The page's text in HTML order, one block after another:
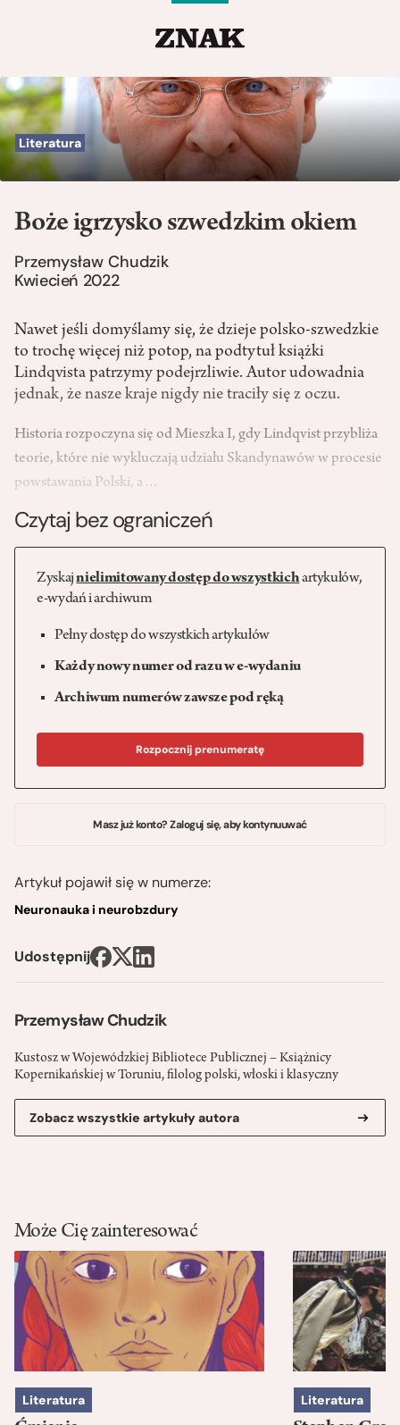
Literatura
Przemysław Chudzik
Kustosz w Wojewódzkiej Bibliotece Publicznej – Książnicy
Kopernikańskiej w Toruniu, filolog polski, włoski i klasyczny
Zobacz wszystkie artykuły autora
Boże igrzysko szwedzkim okiem
Przemysław Chudzik
Kwiecień 2022
Nawet jeśli domyślamy się, że dzieje polsko-szwedzkie
to trochę więcej niż potop, na podtytuł książki
Lindqvista patrzymy podejrzliwie. Autor udowadnia
jednak, że nasze kraje nigdy nie traciły się z oczu.
Historia rozpoczyna się od Mieszka I, gdy Lindqvist przybliża
teorie, które nie wykluczają udziału Skandynawów w procesie
powstawania Polski, a…
Czytaj bez ograniczeń
Zyskajnielimitowany dostęp do wszystkichartykułów,
e-wydań i archiwum
Pełny dostęp do wszystkich artykułów
Każdy nowy numer od razu w e-wydaniu
Archiwum numerów zawsze pod ręką
Rozpocznij prenumeratę
Masz już konto? Zaloguj się, aby kontynuuwać
Artykuł pojawił się w numerze:
Neuronauka i neurobzdury
Udostępnij
Może Cię zainteresować
Literatura Literatura